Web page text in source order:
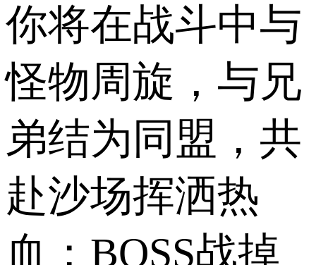
你将在战斗中与
怪物周旋，与兄
弟结为同盟，共
赴沙场挥洒热
血；BOSS战掉